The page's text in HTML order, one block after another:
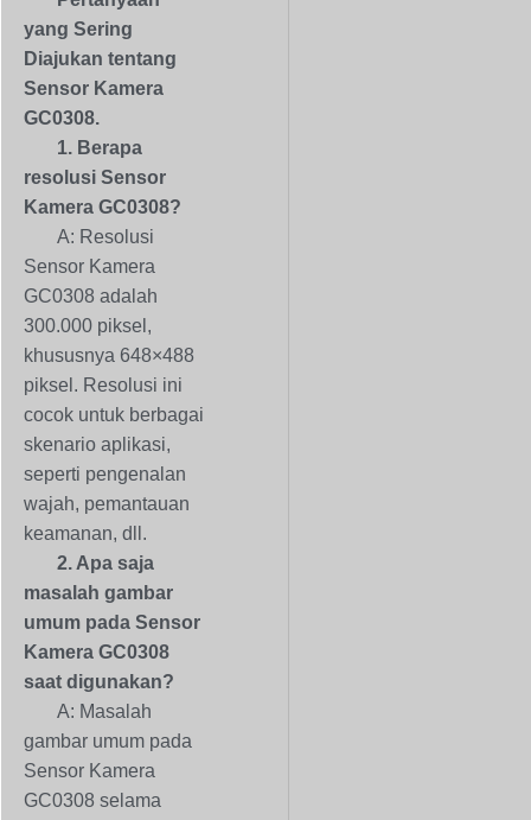
yang Sering
Diajukan tentang
Sensor Kamera
GC0308.
1. Berapa
resolusi Sensor
Kamera GC0308?
A: Resolusi
Sensor Kamera
GC0308 adalah
300.000 piksel,
khususnya 648×488
piksel. Resolusi ini
cocok untuk berbagai
skenario aplikasi,
seperti pengenalan
wajah, pemantauan
keamanan, dll.
2. Apa saja
masalah gambar
umum pada Sensor
Kamera GC0308
saat digunakan?
A: Masalah
gambar umum pada
Sensor Kamera
GC0308 selama